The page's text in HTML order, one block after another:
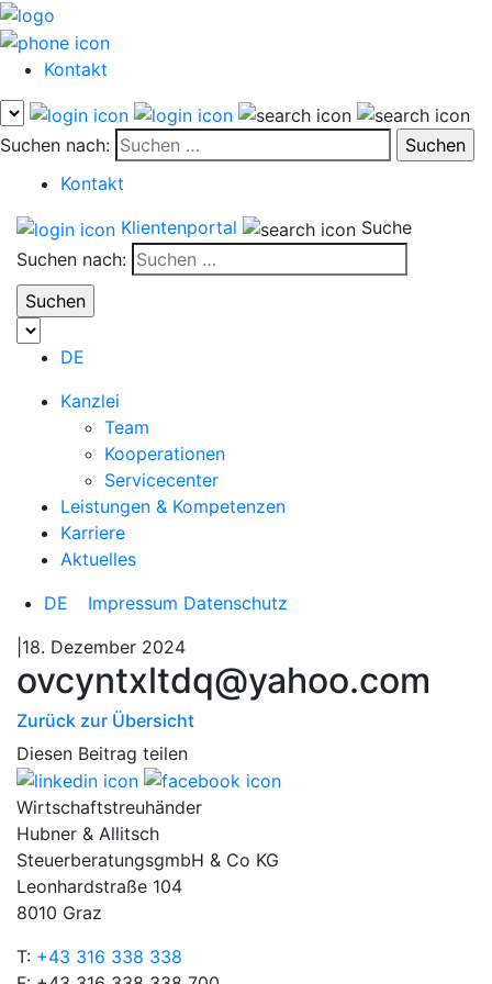
Kontakt
Suchen nach:
Kontakt
Klientenportal
Suche
Suchen nach:
DE
Kanzlei
Team
Kooperationen
Servicecenter
Leistungen & Kompetenzen
Karriere
Aktuelles
DE
Impressum Datenschutz
|18. Dezember 2024
ovcyntxltdq@yahoo.com
Zurück zur Übersicht
Diesen Beitrag teilen
Wirtschaftstreuhänder
Hubner & Allitsch
SteuerberatungsgmbH & Co KG
Leonhardstraße 104
8010 Graz
T: +43 316 338 338